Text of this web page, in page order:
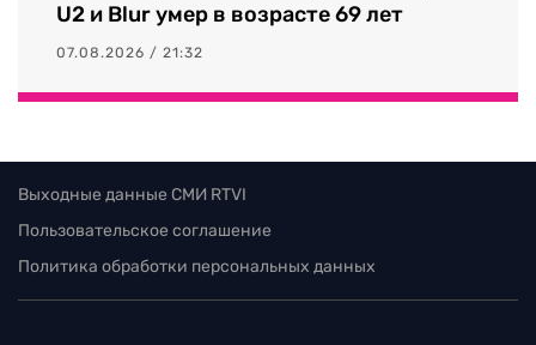
U2 и Blur умер в возрасте 69 лет
07.08.2026 / 21:32
Выходные данные СМИ RTVI
Пользовательское соглашение
Политика обработки персональных данных